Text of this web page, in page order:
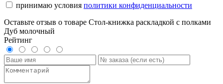
принимаю условия политики конфиденциальности
Оставьте отзыв о товаре Стол-книжка раскладкой с полками
Дуб молочный
Рейтинг